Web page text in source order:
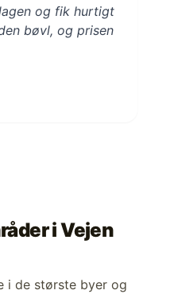
og fik hurtigt
bøvl, og prisen
iVejen
i de største byer og